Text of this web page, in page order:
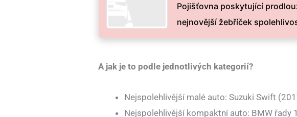
Pojišťovna poskytující
nejnovější žebříček
A jak je to podle jednotlivých kategorií?
Nejspolehlivější malé auto: Suzuki Swift
Nejspolehlivější kompaktní auto: BMW řady